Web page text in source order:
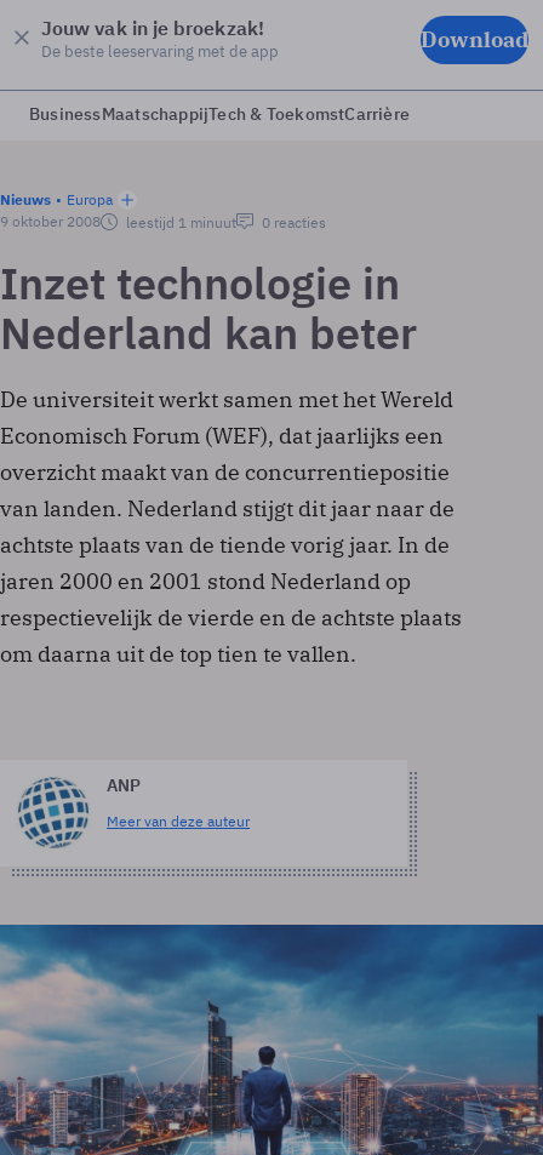
Jouw vak in je broekzak!
De beste leeservaring met de app Download
BusinessMaatschappijTech & ToekomstCarrière
Nieuws
Europa
9 oktober 2008
leestijd 1 minuut 0 reacties
Inzet technologie in
Nederland kan beter
De universiteit werkt samen met het Wereld
Economisch Forum (WEF), dat jaarlijks een
overzicht maakt van de concurrentiepositie
van landen. Nederland stijgt dit jaar naar de
achtste plaats van de tiende vorig jaar. In de
jaren 2000 en 2001 stond Nederland op
respectievelijk de vierde en de achtste plaats
om daarna uit de top tien te vallen.
ANP
Meer van deze auteur